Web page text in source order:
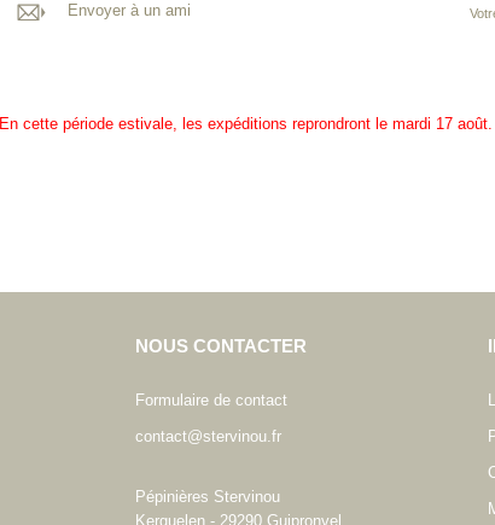
Envoyer à un ami
En cette période estivale, les expéditions reprondront le mardi 17
NOUS CONTACTER
Formulaire de contact
contact@stervinou.fr
Pépinières Stervinou
Kerguelen - 29290 Guipronvel